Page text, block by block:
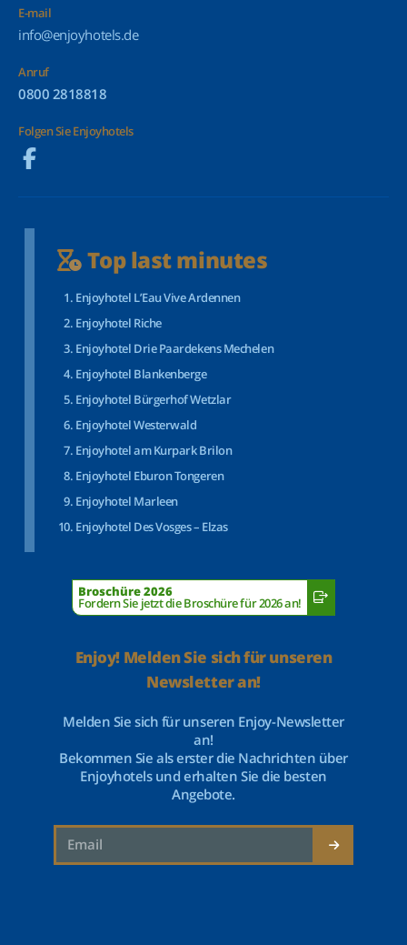
E-mail
info@enjoyhotels.de
Anruf
0800 2818818
Folgen Sie Enjoyhotels
Top last minutes
Enjoyhotel L’Eau Vive Ardennen
Enjoyhotel Riche
Enjoyhotel Drie Paardekens Mechelen
Enjoyhotel Blankenberge
Enjoyhotel Bürgerhof Wetzlar
Enjoyhotel Westerwald
Enjoyhotel am Kurpark Brilon
Enjoyhotel Eburon Tongeren
Enjoyhotel Marleen
Enjoyhotel Des Vosges – Elzas
Broschüre 2026
Fordern Sie jetzt die Broschüre für 2026 an!
Enjoy! Melden Sie sich für unseren
Newsletter an!
Melden Sie sich für unseren Enjoy-Newsletter
an!
Bekommen Sie als erster die Nachrichten über
Enjoyhotels und erhalten Sie die besten
Angebote.